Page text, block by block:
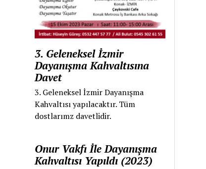
3. Geleneksel İzmir
Dayanışma Kahvaltısına
Davet
3. Geleneksel İzmir Dayanışma
Kahvaltısı yapılacaktır. Tüm
dostlarımz davetlidir.
Onur Vakfı İle Dayanışma
Kahvaltısı Yapıldı (2023)